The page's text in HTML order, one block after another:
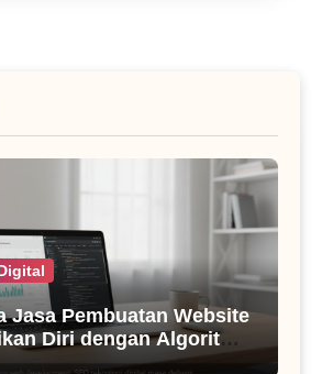
Jasa Pembuatan Website
Diri dengan Algoritma
Kini